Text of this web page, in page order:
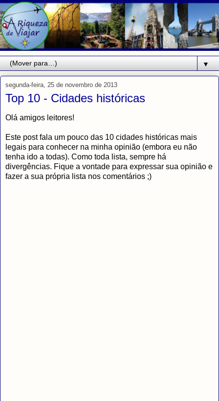
▼
segunda-feira, 25 de novembro de 2013
Top 10 - Cidades históricas
Olá amigos leitores!
Este post fala um pouco das 10 cidades históricas mais
legais para conhecer na minha opinião (embora eu não
tenha ido a todas). Como toda lista, sempre há
divergências. Fique a vontade para expressar sua opinião e
fazer a sua própria lista nos comentários ;)